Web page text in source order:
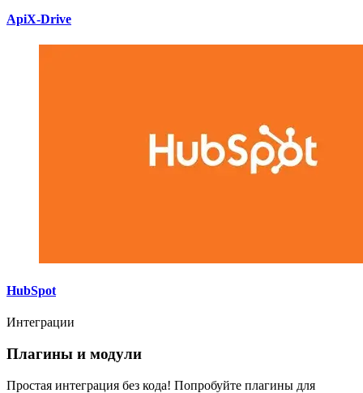
ApiX-Drive
HubSpot
Интеграции
Плагины и модули
Простая интеграция без кода! Попробуйте плагины для